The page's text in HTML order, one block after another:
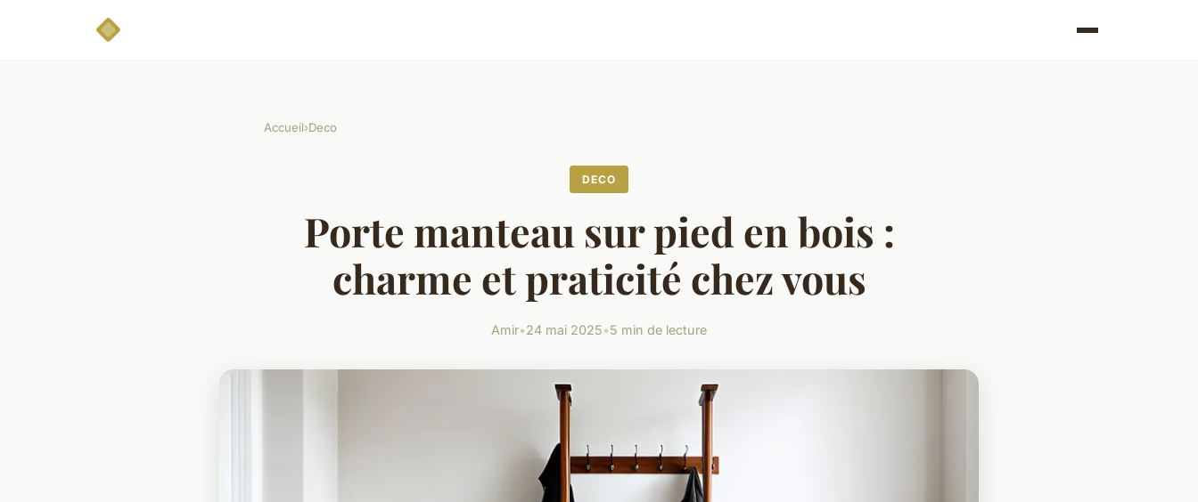
Accueil›Deco
DECO
Porte manteau sur pied en bois :
charme et praticité chez vous
Amir•24 mai 2025•5 min de lecture